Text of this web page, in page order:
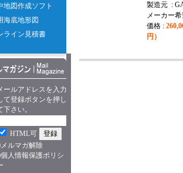
地図作成ソフト
海底地形図
ライン見積書
ールアドレスを入力
て登録ボタンを押し
下さい。
HTML可
メルマガ解除
個人情報保護ポリシ
製造元 :
メーカー
価格 :
円）